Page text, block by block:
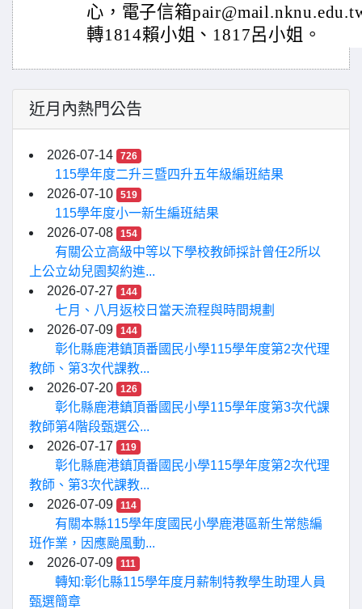
心，電子信箱
轉1814賴小姐、1817呂小姐。
近月內熱門公告
2026-07-14 726
115學年度二升三暨四升五年級編班結果
2026-07-10
519
115學年度小一新生編班結果
2026-07-08
154
有關公立高級中等以下學校教師採計曾任2所以
上公立幼兒園契約進...
2026-07-27
144
七月、八月返校日當天流程與時間規劃
2026-07-09
144
彰化縣鹿港鎮頂番國民小學115學年度第2次代理
教師、第3次代課教...
2026-07-20
126
彰化縣鹿港鎮頂番國民小學115學年度第3次代課
教師第4階段甄選公...
2026-07-17
119
彰化縣鹿港鎮頂番國民小學115學年度第2次代理
教師、第3次代課教...
2026-07-09
114
有關本縣115學年度國民小學鹿港區新生常態編
班作業，因應颱風動...
2026-07-09
111
轉知:彰化縣115學年度月薪制特教學生助理人員
甄選簡章